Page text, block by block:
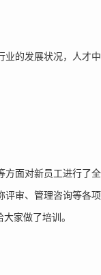
的发展状况，人才
面对新员工进行了
审、管理咨询等各
家做了培训。